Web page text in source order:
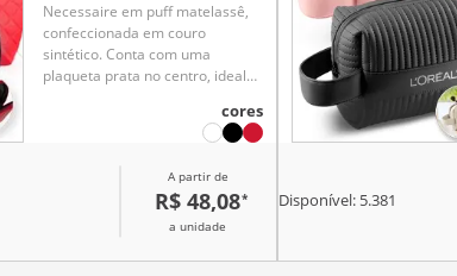
Necessaire em puff matelassê,
confeccionada em couro
sintético. Conta com uma
plaqueta prata no centro, ideal
Compacta e elegante, perfeita
para organizar itens pessoais de
cores
A partir de
R$ 48,08*
a unidade
Disponível: 5.381